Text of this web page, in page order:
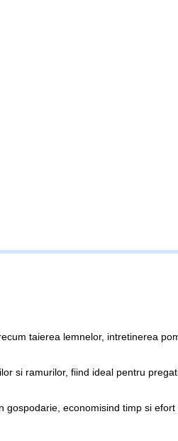
taierea lemnelor, intretinerea
si ramurilor, fiind ideal pentru
economisind timp si